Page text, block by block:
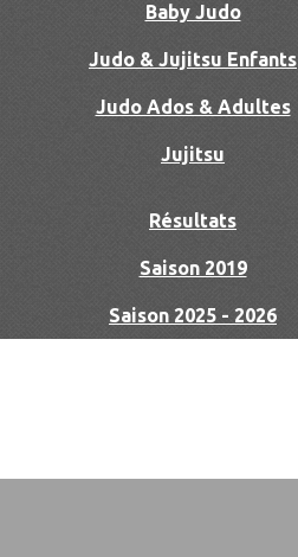
Baby Judo
Judo & Jujitsu Enfants
Judo Ados & Adultes
Jujitsu
Résultats
Saison 2019
Saison 2025 - 2026